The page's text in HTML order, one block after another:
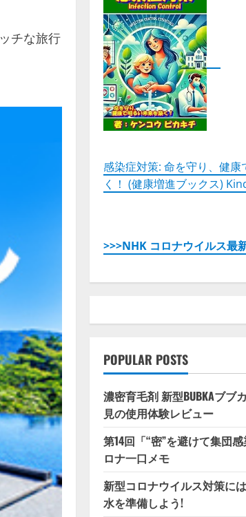
チな旅行
感染症対策: 命を守り、健康
く！ (健康増進ブックス)
>>>NHK コロナウイルス最
POPULAR POSTS
濃密育毛剤 新型BUBKAブブ
見の使用体験レビュー
第14回「“密”を避けて集団
ロナ一口メモ
新型コロナウイルス対策に
水を準備しよう!